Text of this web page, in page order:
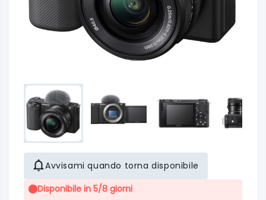
Avvisami quando torna disponibile
Disponibile in 5/8 giorni